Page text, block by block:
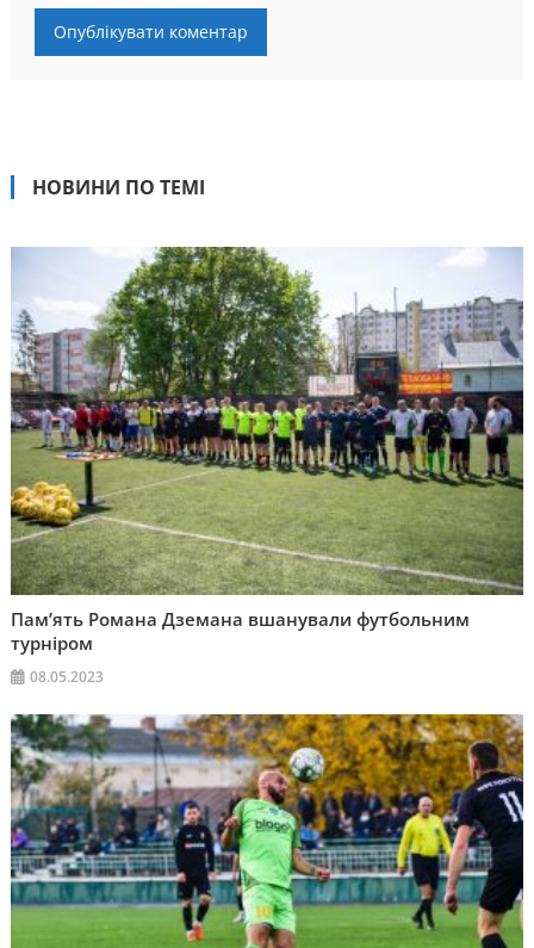
НОВИНИ ПО ТЕМІ
Пам’ять Романа Дземана вшанували футбольним
турніром
08.05.2023